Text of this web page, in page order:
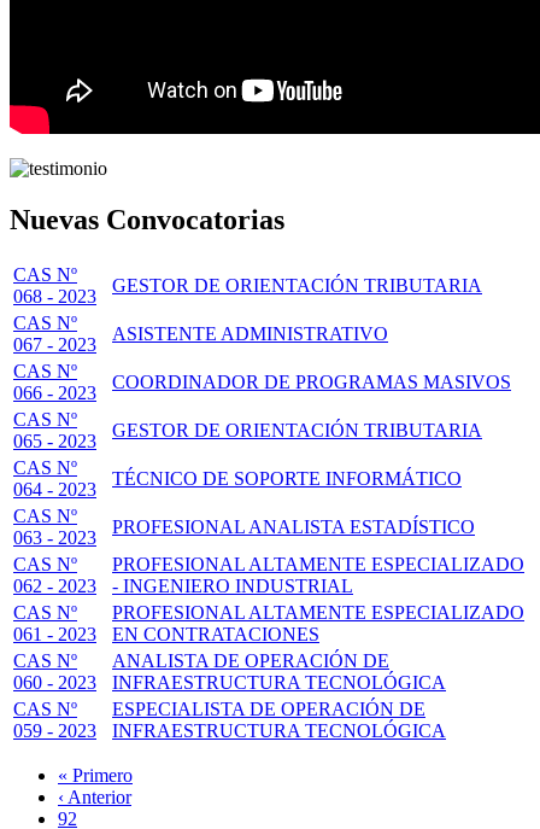
Nuevas Convocatorias
CAS Nº
068 - 2023
GESTOR DE ORIENTACIÓN TRIBUTARIA
CAS Nº
067 - 2023
ASISTENTE ADMINISTRATIVO
CAS Nº
066 - 2023
COORDINADOR DE PROGRAMAS MASIVOS
CAS Nº
065 - 2023
GESTOR DE ORIENTACIÓN TRIBUTARIA
CAS Nº
064 - 2023
TÉCNICO DE SOPORTE INFORMÁTICO
CAS Nº
063 - 2023
PROFESIONAL ANALISTA ESTADÍSTICO
CAS Nº
062 - 2023
PROFESIONAL ALTAMENTE ESPECIALIZADO
- INGENIERO INDUSTRIAL
CAS Nº
061 - 2023
PROFESIONAL ALTAMENTE ESPECIALIZADO
EN CONTRATACIONES
CAS Nº
060 - 2023
ANALISTA DE OPERACIÓN DE
INFRAESTRUCTURA TECNOLÓGICA
CAS Nº
059 - 2023
ESPECIALISTA DE OPERACIÓN DE
INFRAESTRUCTURA TECNOLÓGICA
Paginación
Primera
página
« Primero
Página
anterior
‹ Anterior
Page
92